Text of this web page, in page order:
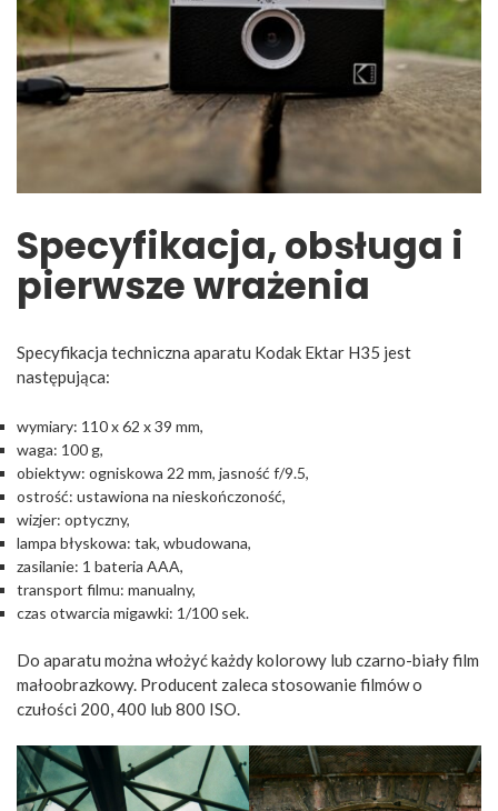
Specyfikacja, obsługa i
pierwsze wrażenia
Specyfikacja techniczna aparatu Kodak Ektar H35 jest
następująca:
wymiary: 110 x 62 x 39 mm,
waga: 100 g,
obiektyw: ogniskowa 22 mm, jasność f/9.5,
ostrość: ustawiona na nieskończoność,
wizjer: optyczny,
lampa błyskowa: tak, wbudowana,
zasilanie: 1 bateria AAA,
transport filmu: manualny,
czas otwarcia migawki: 1/100 sek.
Do aparatu można włożyć każdy kolorowy lub czarno-biały film
małoobrazkowy. Producent zaleca stosowanie filmów o
czułości 200, 400 lub 800 ISO.